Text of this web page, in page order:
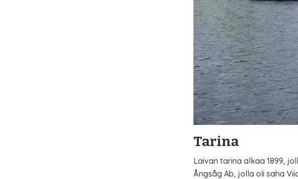
Tarina
Laivan tarina alkaa 1899,
Ångsåg Ab, jolla oli saha